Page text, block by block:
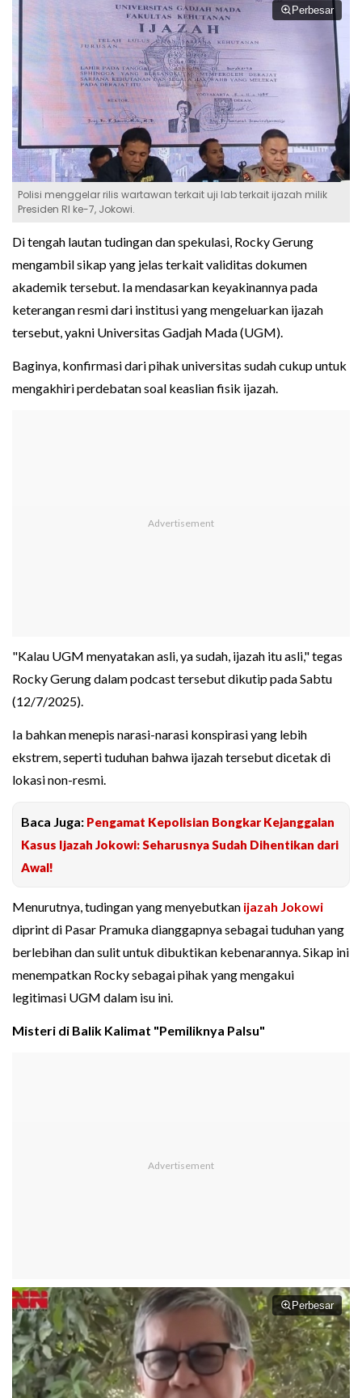
Perbesar
Polisi menggelar rilis wartawan terkait uji lab terkait ijazah milik
Presiden RI ke-7, Jokowi.
Di tengah lautan tudingan dan spekulasi, Rocky Gerung
mengambil sikap yang jelas terkait validitas dokumen
akademik tersebut. Ia mendasarkan keyakinannya pada
keterangan resmi dari institusi yang mengeluarkan ijazah
tersebut, yakni Universitas Gadjah Mada (UGM).
Baginya, konfirmasi dari pihak universitas sudah cukup untuk
mengakhiri perdebatan soal keaslian fisik ijazah.
"Kalau UGM menyatakan asli, ya sudah, ijazah itu asli," tegas
Rocky Gerung dalam podcast tersebut dikutip pada Sabtu
(12/7/2025).
Ia bahkan menepis narasi-narasi konspirasi yang lebih
ekstrem, seperti tuduhan bahwa ijazah tersebut dicetak di
lokasi non-resmi.
Baca Juga: Pengamat Kepolisian Bongkar Kejanggalan
Kasus Ijazah Jokowi: Seharusnya Sudah Dihentikan dari
Awal!
Menurutnya, tudingan yang menyebutkan ijazah Jokowi
diprint di Pasar Pramuka dianggapnya sebagai tuduhan yang
berlebihan dan sulit untuk dibuktikan kebenarannya. Sikap ini
menempatkan Rocky sebagai pihak yang mengakui
legitimasi UGM dalam isu ini.
Misteri di Balik Kalimat "Pemiliknya Palsu"
Perbesar